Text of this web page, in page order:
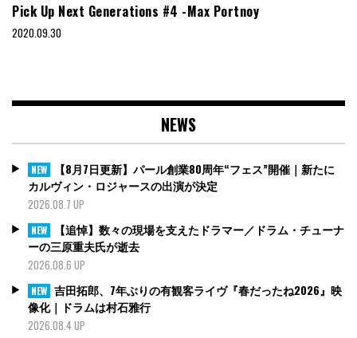
Pick Up Next Generations #4 -Max Portnoy
2020.09.30
NEWS
NEW
【8月7日更新】パール創業80周年“フェス”開催｜新たに
カルヴィン・ロジャースの出演が決定
2026.08.7 UP
NEW
【追悼】数々の現場を支えたドラマー／ドラム・チューナ
ーの三原重夫氏が逝去
2026.08.6 UP
NEW 吉田拓郎、7年ぶりの有観客ライヴ『春だったね2026』映
像化｜ドラムは村石雅行
2026.08.4 UP